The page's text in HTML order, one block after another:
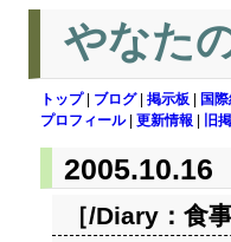
やなた
トップ| ブログ| 掲示板 国
プロフィール| 更新情報 旧
2005.10.16
［/Diary： 食